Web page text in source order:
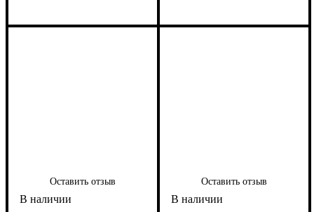
Оставить отзыв Оставить отзыв